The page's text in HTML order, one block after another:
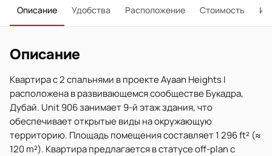
Описание Удобства Расположение Стоимость
Описание
Квартира с 2 спальнями в проекте Ayaan Heights I
расположена в развивающемся сообществе Букадра,
Дубай. Unit 906 занимает 9-й этаж здания, что
обеспечивает открытые виды на окружающую
территорию. Площадь помещения составляет 1 296 ft² (≈
120 m²). Квартира предлагается в статусе off-plan с